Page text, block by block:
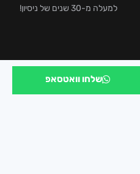
למעלה מ-30 שנים של ניסיון!
שלחו וואטסאפ